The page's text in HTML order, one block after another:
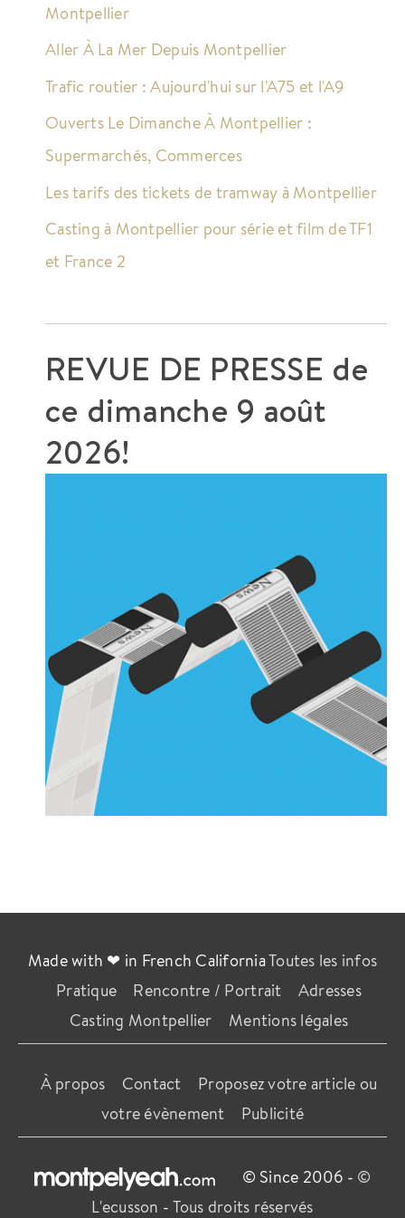
Montpellier
Aller À La Mer Depuis Montpellier
Trafic routier : Aujourd'hui sur l'A75 et l'A9
Ouverts Le Dimanche À Montpellier :
Supermarchés, Commerces
Les tarifs des tickets de tramway à Montpellier
Casting à Montpellier pour série et film de TF1
et France 2
REVUE DE PRESSE de
ce dimanche 9 août
2026!
Made with ❤ in French CaliforniaToutes les infos
Pratique
Rencontre / Portrait
Adresses
Casting Montpellier
Mentions légales
À propos Contact
Proposez votre article ou
votre évènement
Publicité
© Since 2006 - ©
L'ecusson - Tous droits réservés